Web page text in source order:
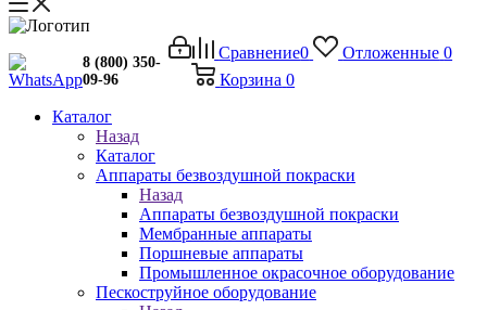
Сравнение0 Отложенные 0
Корзина 0
8 (800) 350-
09-96
Каталог
Назад
Каталог
Аппараты безвоздушной покраски
Назад
Аппараты безвоздушной покраски
Мембранные аппараты
Поршневые аппараты
Промышленное окрасочное оборудование
Пескоструйное оборудование